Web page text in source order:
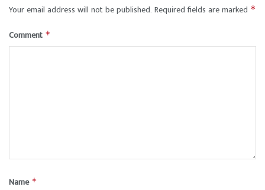
Your email address will not be published. Required fields are marked *
Comment *
Name *